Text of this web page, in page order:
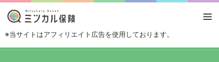
※当サイトはアフィリエイト広告を使用しております。